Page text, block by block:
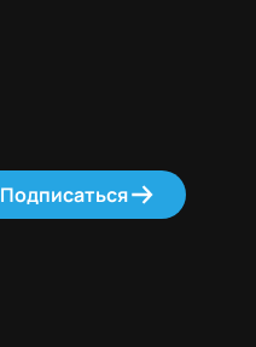
Подписаться